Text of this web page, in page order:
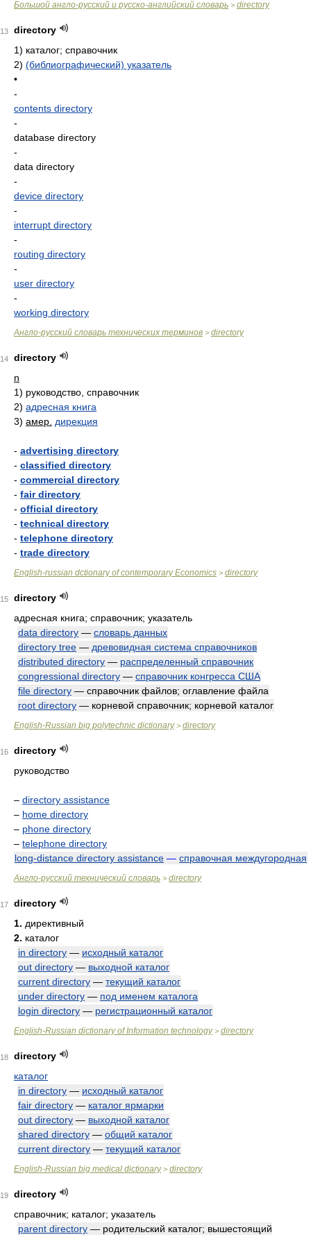
Большой англо-русский и русско-английский словарь > directory
13
directory
1) каталог; справочник
2) (библиографический) указатель
•
-
contents directory
-
database directory
-
data directory
-
device directory
-
interrupt directory
-
routing directory
-
user directory
-
working directory
Англо-русский словарь технических терминов > directory
14
directory
n
1) руководство, справочник
2) адресная книга
3) амер. дирекция
- advertising directory
- classified directory
- commercial directory
- fair directory
- official directory
- technical directory
- telephone directory
- trade directory
English-russian dctionary of contemporary Economics > directory
15
directory
адресная книга; справочник; указатель
data directory — словарь данных
directory tree — древовидная система справочников
distributed directory — распределенный справочник
congressional directory — справочник конгресса США
file directory — справочник файлов; оглавление файла
root directory — корневой справочник; корневой каталог
English-Russian big polytechnic dictionary> directory
16
directory
руководство
– directory assistance
– home directory
– phone directory
– telephone directory
long-distance directory assistance — справочная междугородная
Англо-русский технический словарь > directory
17
directory
1. директивный
2. каталог
in directory — исходный каталог
out directory — выходной каталог
current directory — текущий каталог
under directory — под именем каталога
login directory — регистрационный каталог
English-Russian dictionary of Information technology> directory
18
directory
каталог
in directory — исходный каталог
fair directory — каталог ярмарки
out directory — выходной каталог
shared directory — общий каталог
current directory — текущий каталог
English-Russian big medical dictionary> directory
19
directory
справочник; каталог; указатель
parent directory — родительский каталог; вышестоящий